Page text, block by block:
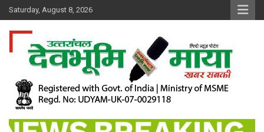
Skip
to
content
Saturday, August 8, 2026
Dev Bhoomi Maya